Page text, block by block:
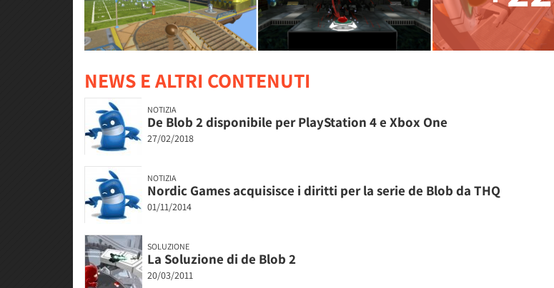
NEWS E ALTRI CONTENUTI
NOTIZIA
De Blob 2 disponibile per PlayStation 4 e Xbox One
27/02/2018
NOTIZIA
Nordic Games acquisisce i diritti per la serie de Blob da THQ
01/11/2014
SOLUZIONE
La Soluzione di de Blob 2
20/03/2011